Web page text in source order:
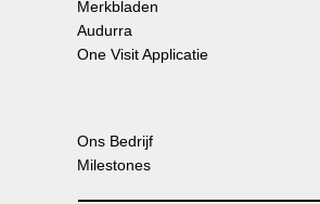
Merkbladen
Audurra
One Visit Applicatie
Ons Bedrijf
Milestones